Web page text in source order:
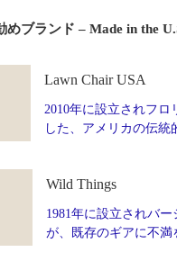
めブランド – Made in the
Lawn Chair USA
2010年に設立されフロ
した、アメリカの伝統
Wild Things
1981年に設立されバ
が、既存のギアに不満